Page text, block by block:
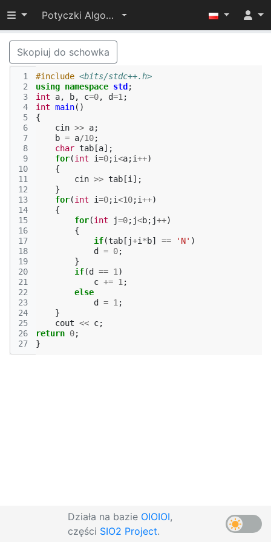
Przełącz widoczność menu
Potyczki Algorytmiczne 2022
Skopiuj do schowka
1
2
3
4
5
6
7
8
9
10
11
12
13
14
15
16
17
18
19
20
21
22
23
24
25
26
27
#include <bits/stdc++.h>
using namespace std ;
int
a, b, c=0, d=1 ;
int main()
{
cin >> a;
b = a/10;
char tab [a];
for(int i=0;i<a;i++)
{
cin >> tab [i ];
}
for(int i=0;i<10;i++)
{
for(int j=0; j<b; j++)
{
if(tab [ j+i *b] == 'N' )
d
= 0;
}
if(d == 1 )
c += 1 ;
else
d
= 1 ;
}
cout << c;
return 0;
}
Działa na bazie OIOIOI,
części SIO2 Project.